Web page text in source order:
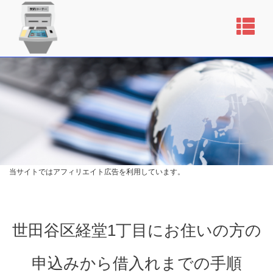
当サイトではアフィリエイト広告を利用しています。
世田谷区経堂1丁目にお住いの方の
申込みから借入れまでの手順